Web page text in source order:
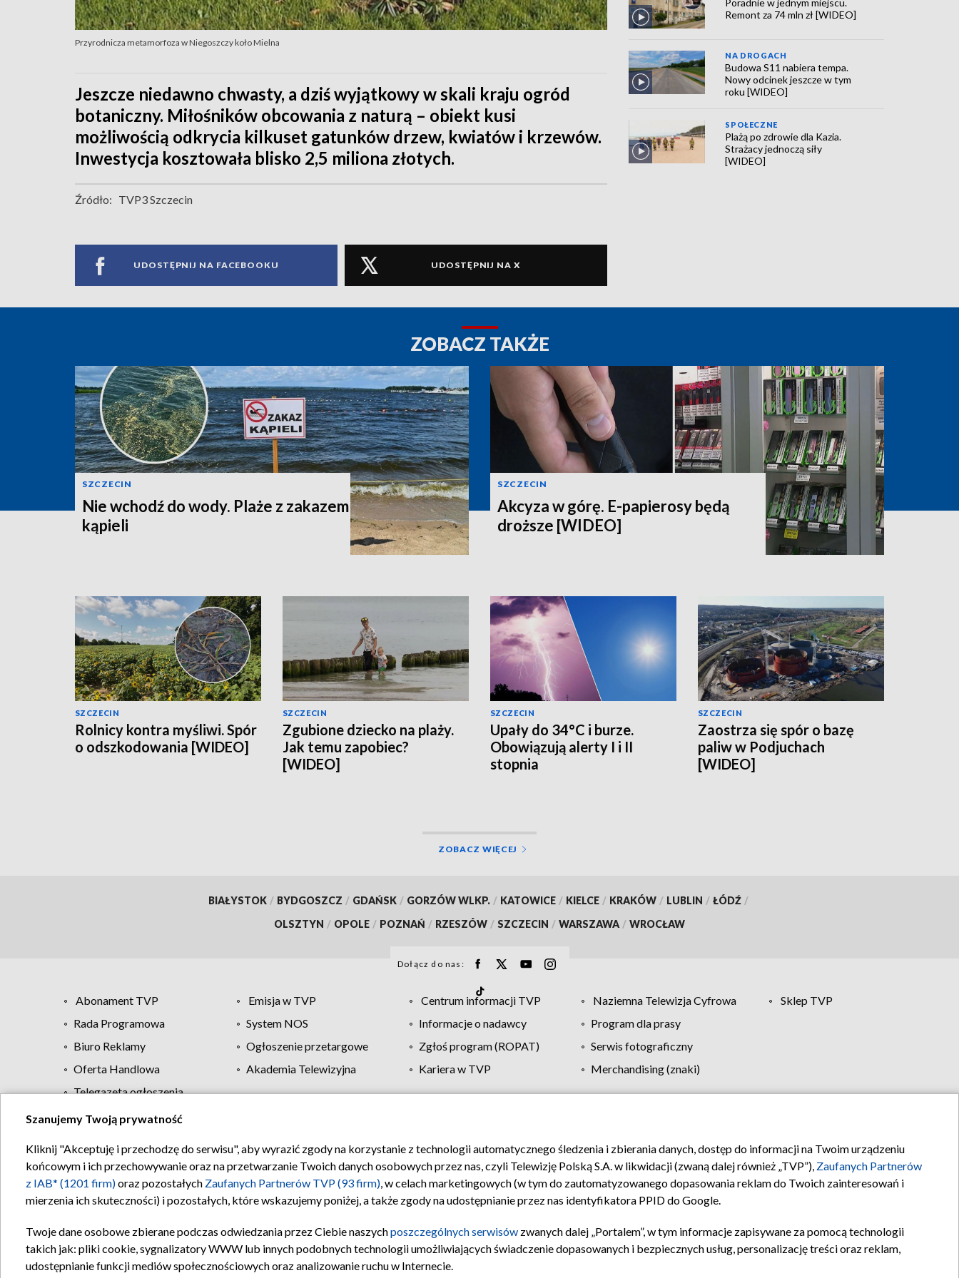
Przyrodnicza metamorfoza w Niegoszczy koło Mielna
Jeszcze niedawno chwasty, a dziś wyjątkowy w skali kraju ogród
botaniczny. Miłośników obcowania z naturą – obiekt kusi
możliwością odkrycia kilkuset gatunków drzew, kwiatów i krzewów.
Inwestycja kosztowała blisko 2,5 miliona złotych.
Źródło: TVP3 Szczecin
UDOSTĘPNIJ NA FACEBOOKU UDOSTĘPNIJ NA X
Remont za 74 mln zł [WIDEO]
NA DROGACH
Budowa S11 nabiera tempa.
Nowy odcinek jeszcze w tym
roku [WIDEO]
SPOŁECZNE
Plażą po zdrowie dla Kazia.
Strażacy jednoczą siły
[WIDEO]
ZOBACZ TAKŻE
SZCZECIN
Nie wchodź do wody. Plaże z zakazem
kąpieli
SZCZECIN
Akcyza w górę. E-papierosy będą
droższe [WIDEO]
SZCZECIN
Rolnicy kontra myśliwi. Spór
o odszkodowania [WIDEO]
SZCZECIN
Zgubione dziecko na plaży.
Jak temu zapobiec?
[WIDEO]
SZCZECIN
Upały do 34°C i burze.
Obowiązują alerty I i II
stopnia
SZCZECIN
Zaostrza się spór o bazę
paliw w Podjuchach
[WIDEO]
ZOBACZ WIĘCEJ
BIAŁYSTOK / BYDGOSZCZ / GDAŃSK / GORZÓW WLKP. / KATOWICE / KIELCE / KRAKÓW / LUBLIN / ŁÓDŹ /
OLSZTYN / OPOLE / POZNAŃ / RZESZÓW / SZCZECIN / WARSZAWA / WROCŁAW
Dołącz do nas:
Abonament TVP Emisja w TVP Centrum informacji TVP Naziemna Telewizja Cyfrowa
Sklep TVP
Rada Programowa
System NOS Informacje o nadawcy
Program dla prasy
Biuro Reklamy
Ogłoszenie przetargowe Zgłoś program (ROPAT)
Serwis fotograficzny
Oferta Handlowa
Akademia Telewizyjna Kariera w TVP
Merchandising (znaki)
Telegazeta ogłoszenia
Regulamin TVP Polityka prywatności Moje zgody Pomoc Biuro reklamy Kontakt
Szanujemy Twoją prywatność
Kliknij "Akceptuję i przechodzę do serwisu", aby wyrazić zgody na korzystanie z technologii automatycznego śledzenia i zbierania danych, dostęp do informacji na Twoim urządzeniu
końcowym i ich przechowywanie oraz na przetwarzanie Twoich danych osobowych przez nas, czyli Telewizję Polską S.A. w likwidacji (zwaną dalej również „TVP”), Zaufanych Partnerów
z IAB* (1201 firm)oraz pozostałych Zaufanych Partnerów TVP (93 firm), w celach marketingowych (w tym do zautomatyzowanego dopasowania reklam do Twoich zainteresowań i
mierzenia ich skuteczności) i pozostałych, które wskazujemy poniżej, a także zgody na udostępnianie przez nas identyfikatora PPID do Google.
Twoje dane osobowe zbierane podczas odwiedzania przez Ciebie naszychposzczególnych serwisów zwanych dalej „Portalem”, w tym informacje zapisywane za pomocą technologii
takich jak: pliki cookie, sygnalizatory WWW lub innych podobnych technologii umożliwiających świadczenie dopasowanych i bezpiecznych usług, personalizację treści oraz reklam,
udostępnianie funkcji mediów społecznościowych oraz analizowanie ruchu w Internecie.